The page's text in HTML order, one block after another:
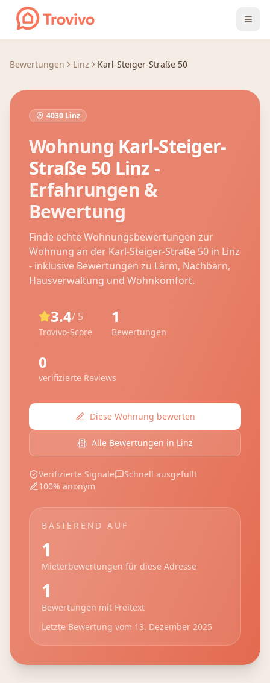
Zum Inhalt springen
Bewertungen Linz Karl-Steiger-Straße 50
4030 Linz
Wohnung Karl-Steiger-
Straße 50 Linz -
Erfahrungen &
Bewertung
Finde echte Wohnungsbewertungen zur
Wohnung an der Karl-Steiger-Straße 50 in Linz
- inklusive Bewertungen zu Lärm, Nachbarn,
Hausverwaltung und Wohnkomfort.
3.4/ 5
Trovivo-Score
1
Bewertungen
0
verifizierte Reviews
Diese Wohnung bewerten
Alle Bewertungen in Linz
Verifizierte Signale
Schnell ausgefüllt
100% anonym
BASIEREND AUF
1
Mieterbewertungen für diese Adresse
1
Bewertungen mit Freitext
Letzte Bewertung vom 13. Dezember 2025